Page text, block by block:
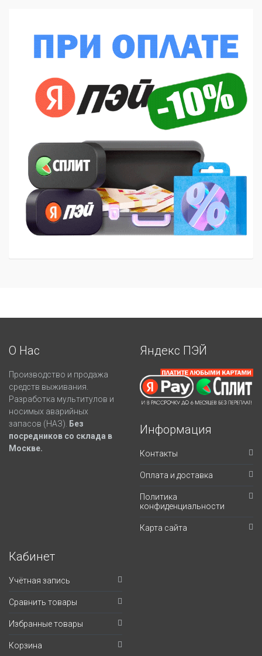
О Нас
Производство и продажа
средств выживания.
Разработка мультитулов и
носимых аварийных
запасов (НАЗ).
Без
посредников со склада в
Москве.
Яндекс ПЭЙ
Информация
Контакты
Оплата и доставка
Политика
конфиденциальности
Карта сайта
Кабинет
Учётная запись
Сравнить товары
Избранные товары
Корзина